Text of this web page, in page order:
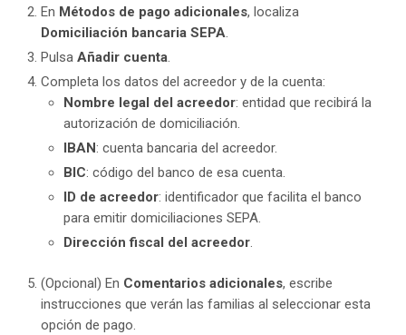
En Métodos de pago adicionales, localiza
Domiciliación bancaria SEPA.
Pulsa Añadir cuenta.
Completa los datos del acreedor y de la cuenta:
Nombre legal del acreedor: entidad que recibirá la
autorización de domiciliación.
IBAN: cuenta bancaria del acreedor.
BIC: código del banco de esa cuenta.
ID de acreedor: identificador que facilita el banco
para emitir domiciliaciones SEPA.
Dirección fiscal del acreedor.
(Opcional) En Comentarios adicionales, escribe
instrucciones que verán las familias al seleccionar esta
opción de pago.